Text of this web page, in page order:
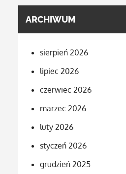
ARCHIWUM
sierpień 2026
lipiec 2026
czerwiec 2026
marzec 2026
luty 2026
styczeń 2026
grudzień 2025